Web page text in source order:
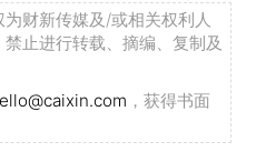
财新传媒及/或相关权利人
止进行转载、摘编、复制及
，获得书面